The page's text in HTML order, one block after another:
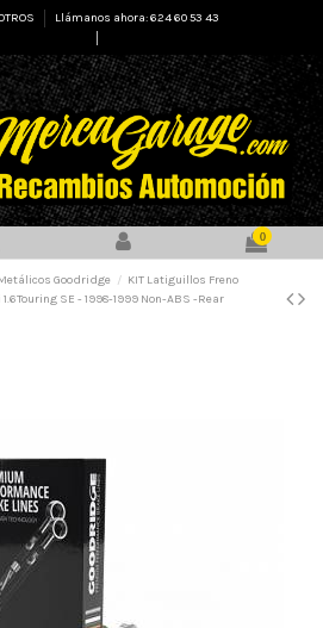
Llámanos ahora: 624 60 53 43
0
Goodridge
KIT Latiguillos Freno
SE - 1998-1999 Non-ABS -Rear